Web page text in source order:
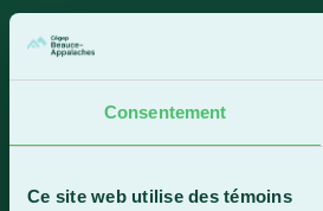
Consentement
Ce site web utilise des témoins
Lac-Mégantic (Québec) G6B 3B4
Lundi-vendredi : 8 h à 16 h